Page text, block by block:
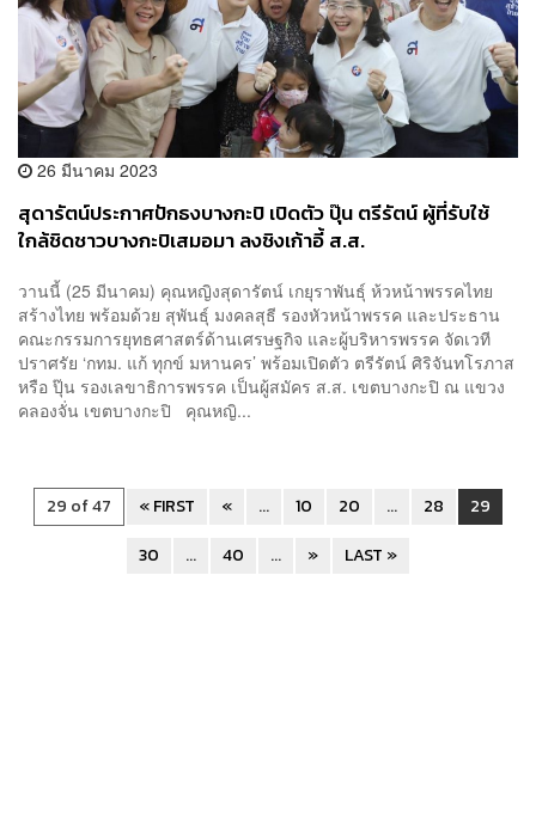
26 มีนาคม 2023
สุดารัตน์ประกาศปักธงบางกะปิ เปิดตัว ปุ๊น ตรีรัตน์ ผู้ที่รับใช้
ใกล้ชิดชาวบางกะปิเสมอมา ลงชิงเก้าอี้ ส.ส.
วานนี้ (25 มีนาคม) คุณหญิงสุดารัตน์ เกยุราพันธุ์ ห้วหน้าพรรคไทย
สร้างไทย พร้อมด้วย สุพันธุ์ มงคลสุธี รองหัวหน้าพรรค และประธาน
คณะกรรมการยุทธศาสตร์ด้านเศรษฐกิจ และผู้บริหารพรรค จัดเวที
ปราศรัย ‘กทม. แก้ ทุกข์ มหานคร’ พร้อมเปิดตัว ตรีรัตน์ ศิริจันทโรภาส
หรือ ปุ๊น รองเลขาธิการพรรค เป็นผู้สมัคร ส.ส. เขตบางกะปิ ณ แขวง
คลองจั่น เขตบางกะปิ คุณหญิ...
29 of 47 « FIRST « ... 10 20 ... 28
29
30
... 40 ... » LAST »